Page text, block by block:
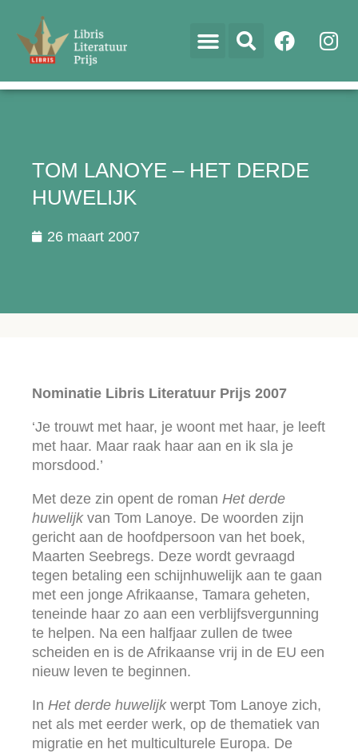
TOM LANOYE – HET DERDE
HUWELIJK
26 maart 2007
Nominatie Libris Literatuur Prijs 2007
‘Je trouwt met haar, je woont met haar, je leeft
met haar. Maar raak haar aan en ik sla je
morsdood.’
Met deze zin opent de roman Het derde
huwelijkvan Tom Lanoye. De woorden zijn
gericht aan de hoofdpersoon van het boek,
Maarten Seebregs. Deze wordt gevraagd
tegen betaling een schijnhuwelijk aan te gaan
met een jonge Afrikaanse, Tamara geheten,
teneinde haar zo aan een verblijfsvergunning
te helpen. Na een halfjaar zullen de twee
scheiden en is de Afrikaanse vrij in de EU een
nieuw leven te beginnen.
In Het derde huwelijkwerpt Tom Lanoye zich,
net als met eerder werk, op de thematiek van
migratie en het multiculturele Europa. De